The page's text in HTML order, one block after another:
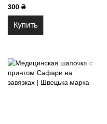
300 ₴
Купить